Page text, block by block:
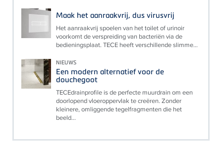
Maak het aanraakvrij, dus virusvrij
Het aanraakvrij spoelen van het toilet of urinoir
voorkomt de verspreiding van bacteriën via de
bedieningsplaat. TECE heeft verschillende slimme...
NIEUWS
Een modern alternatief voor de
douchegoot
TECEdrainprofile is de perfecte muurdrain om een
doorlopend vloeroppervlak te creëren. Zonder
kleinere, omliggende tegelfragmenten die het
beeld...